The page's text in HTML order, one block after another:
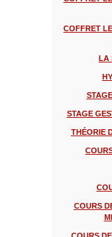
COFFRET
LA
STAGE
THÉORIE
COURS